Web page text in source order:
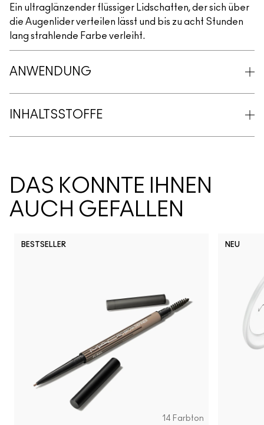
Ein ultraglänzender flüssiger Lidschatten, der sich über
die Augenlider verteilen lässt und bis zu acht Stunden
lang strahlende Farbe verleiht.
ANWENDUNG
INHALTSSTOFFE
DAS KÖNNTE IHNEN
AUCH GEFALLEN
BESTSELLER
14 Farbton
NEU